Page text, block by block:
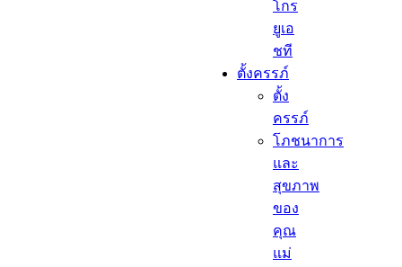
โกร
ยูเอ
ชที
ตั้งครรภ์​
ตั้ง
ครรภ์​
โภชนาการ
และ
สุขภาพ
ของ
คุณ
แม่